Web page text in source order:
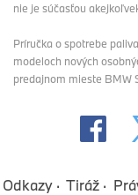
nie je súčasťou
Príručka o spotrebe
modeloch nových
predajnom mieste BMW
Odkazy Tiráž